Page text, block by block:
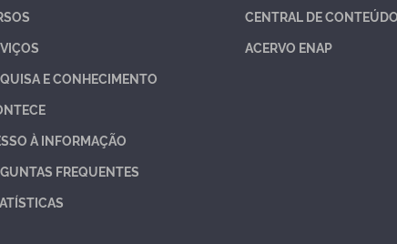
E CONHECIMENTO
À INFORMAÇÃO
FREQUENTES
CENTRAL DE CONTEÚDO
ACERVO ENAP